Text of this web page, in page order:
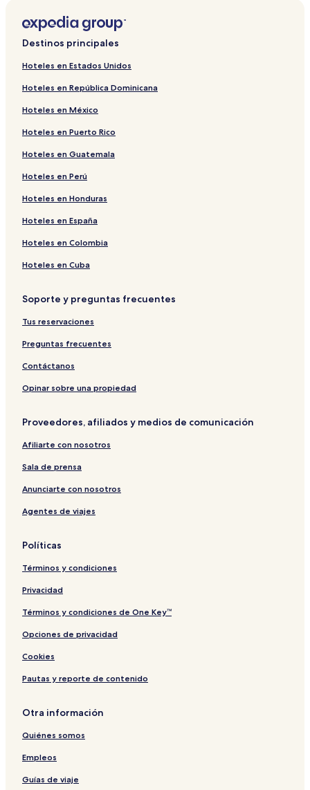
Hoteles en San Joaquín
Hoteles en Tomas
Destinos principales
Hoteles en Estados Unidos
Hoteles en República Dominicana
Hoteles en México
Hoteles en Puerto Rico
Hoteles en Guatemala
Hoteles en Perú
Hoteles en Honduras
Hoteles en España
Hoteles en Colombia
Hoteles en Cuba
Soporte y preguntas frecuentes
Tus reservaciones
Preguntas frecuentes
Contáctanos
Opinar sobre una propiedad
Proveedores, afiliados y medios de comunicación
Afiliarte con nosotros
Sala de prensa
Anunciarte con nosotros
Agentes de viajes
Políticas
Términos y condiciones
Privacidad
Términos y condiciones de One Key™
Opciones de privacidad
Cookies
Pautas y reporte de contenido
Otra información
Quiénes somos
Empleos
Guías de viaje